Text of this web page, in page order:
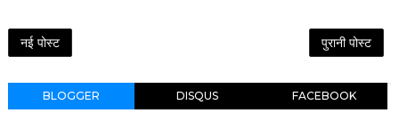
नई पोस्ट पुरानी पोस्ट
BLOGGER DISQUS FACEBOOK